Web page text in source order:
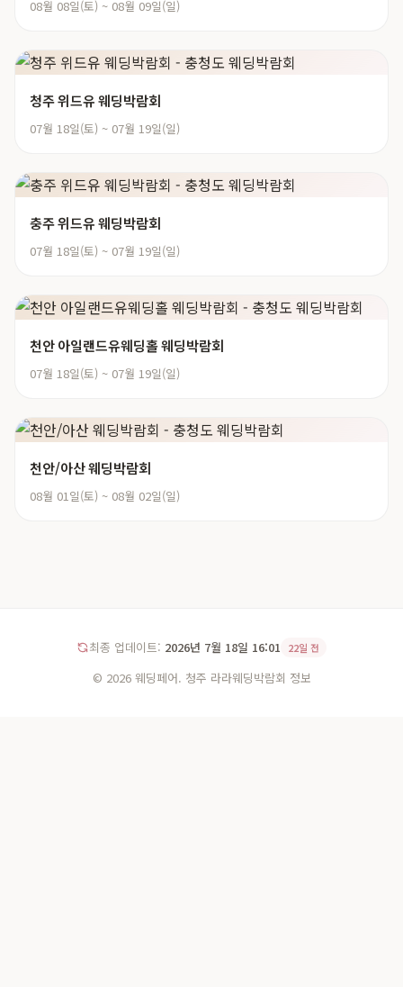
08월 08일(토) ~ 08월 09일(일)
청주 위드유 웨딩박람회
07월 18일(토) ~ 07월 19일(일)
충주 위드유 웨딩박람회
07월 18일(토) ~ 07월 19일(일)
천안 아일랜드유웨딩홀 웨딩박람회
07월 18일(토) ~ 07월 19일(일)
천안/아산 웨딩박람회
08월 01일(토) ~ 08월 02일(일)
최종 업데이트: 2026년 7월 18일 16:01 22일 전
© 2026 웨딩페어. 청주 라라웨딩박람회 정보